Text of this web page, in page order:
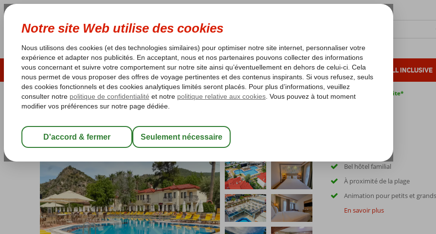
ÉTÉ 2026 LAST MINUTES SOLEIL D'HIVER VACANCES AU SOLEIL ALL INCLUSIVE
Les garanties de vacances Garantie du prix le plus bas* Pas de surcharge carburant Annulation gratuite*
Sundia By Liberty Oludeniz
Bel hôtel familial
À proximité de la plage
Animation pour petits et grands
En savoir plus